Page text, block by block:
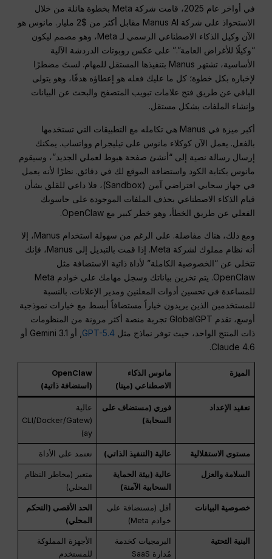
في أواخر عام 2025، قامت شركة Meta بخطوة هائلة من خلال
الاستحواذ على شركة Manus AI مقابل أكثر من $2 مليار.
مانوس هو
الآن وكيل الذكاء الاصطناعي الرسمي لـ Meta، وهو مصمم ليكون
“وكيلًا للأغراض العامة”.” على عكس روبوتات الدردشة الآلية
الأساسية، تشتهر Manus بتنفيذها المستقل للمهام.
لستَ مضطرًا
لإخباره بكل خطوة؛ كل ما عليك فعله هو إعطاؤه هدفًا، وهو يتولى
الباقي عن طريق فتح علامات تبويب المتصفح والبحث عن البيانات
وإنشاء الملفات بشكل مستقل.
أكبر ميزة في Manus هي تكامله مع التطبيقات التي تستخدمها
بالفعل. يعمل الآن كوكلاء مانوس على تيليجرام وواتساب. يمكنك
إرسال رسالة نصية إلى “أنشئ صفحة هبوط لعملي الجديد”، وسيقوم
مانوس بكتابة الكود واستضافة الموقع لك في دقائق. نظرًا لأنه يعمل
في جهاز سحابي افتراضي آمن (Sandbox)، فلا داعي للقلق بشأن
قيام الذكاء الاصطناعي بحذف الملفات الموجودة على حاسوبك
الفعلي عن طريق الخطأ، وهو خطر كبير مع OpenClaw.
ومع ذلك، هناك مفاضلة. على الرغم من سهولة استخدام Manus، إلا
أنه نظام مملوك لشركة Meta. إذا قمت بالتبديل إلى Manus، فإنك
تتخلى عن “الخصوصية الكاملة” لأداة ذاتية الاستضافة مثل
OpenClaw. يتم تخزين بياناتك وسجل مهامك على خوادم Meta
للمساعدة في تحسين أدوات المعلنين ومدير الإعلانات. بالنسبة
للمستخدمين الذين يريدون خياراً مستضافاً أبسط مع خيارات نموذجية
أوسع، تقدم GlobalGPT تجربة منصة أكثر مرونة من المنظومات
ذات المنتج الواحد، حيث توفر نماذج مثلGPT-5.4
, أو Gemini 3.1 أو
Claude 4.6.
الميزة
مانوس الذكاء
الاصطناعي (ميتا)
OpenClaw
(استضافة ذاتية)
تعقيد الإعداد
فوري (مستضاف على
السحابة)
عالية
(CLI/Docker/Gatew
ay)
مستوى الاستقلالية عالية (التنفيذ الذاتي) تعتمد على الأداة
السلامة والعزل
عالية (بيئة الحماية
السحابية الآمنة)
متغير (مخاطر النظام
المحلي)
خصوصية البيانات
أقل (مستضافة على
خوادم Meta)
الحد الأقصى (التحكم
المحلي)
البنية التحتية
البرمجيات كخدمة
مُدارة SaaS
الأجهزة المملوكة
للمستخدم